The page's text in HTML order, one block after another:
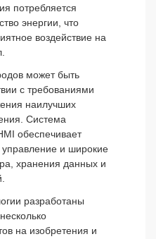
потребляется
энергии, что
воздействие на
может быть
с требованиями
наилучших
Система
обеспечивает
управление и широкие
хранения данных и
разработаны
на изобретения и